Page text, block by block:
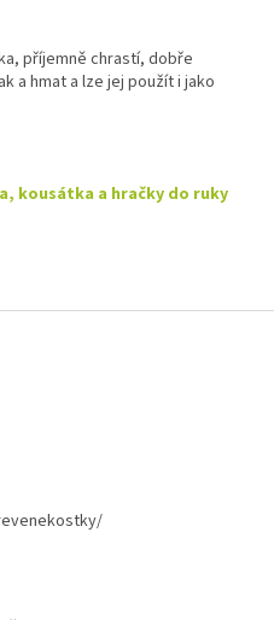
příjemně chrastí, dobře
a hmat a lze jej použít i jako
kousátka a hračky do ruky